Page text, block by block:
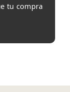
tu compra